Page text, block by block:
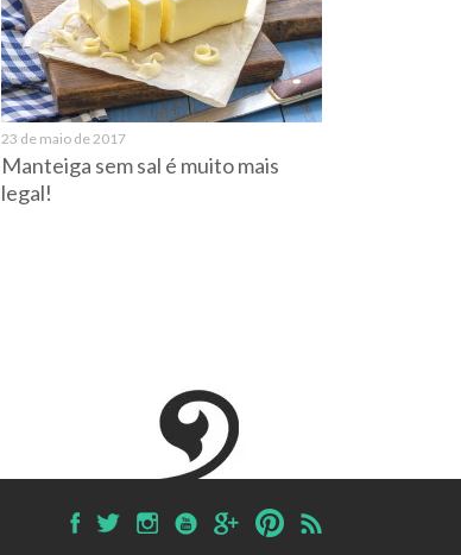
23 de maio de 2017
Manteiga sem sal é muito mais
legal!